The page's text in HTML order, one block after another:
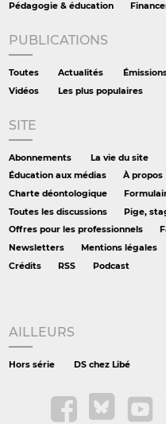
Pédagogie & éducation
PUBLICATIONS
Toutes Actualités
Vidéos
Les plus populaires
SITE
Abonnements La vie du site
Éducation aux médias
À propos
Charte déontologique
Toutes les discussions
Pige,
Offres pour les professionnels
Newsletters
Mentions légales
Crédits
RSS Podcast
AILLEURS
Hors série DS chez Libé